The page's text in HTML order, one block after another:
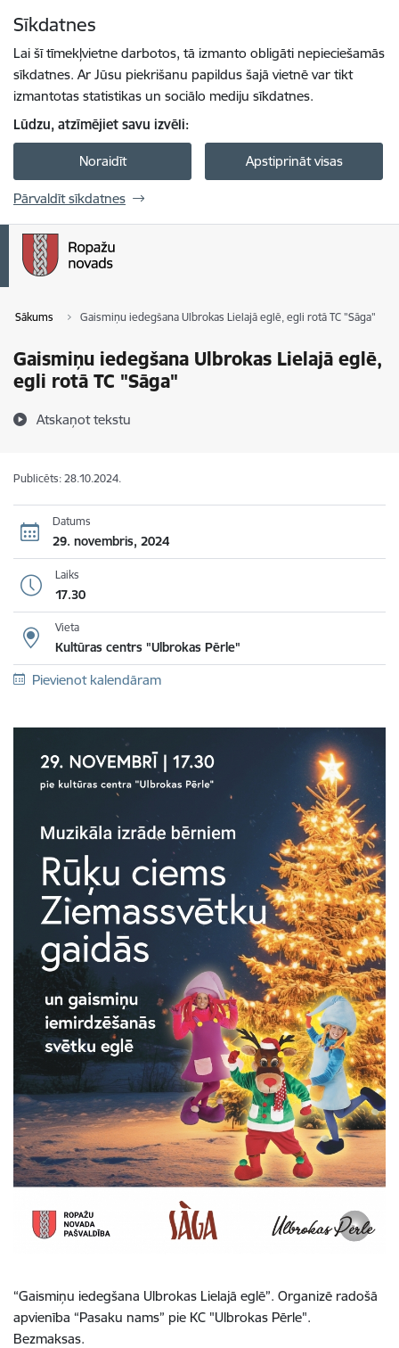
Sīkdatnes
Lai šī tīmekļvietne darbotos, tā izmanto obligāti nepieciešamās
sīkdatnes. Ar Jūsu piekrišanu papildus šajā vietnē var tikt
izmantotas statistikas un sociālo mediju sīkdatnes.
Lūdzu, atzīmējiet savu izvēli:
Noraidīt Apstiprināt visas
Pārvaldīt sīkdatnes
Sākums Gaismiņu iedegšana Ulbrokas Lielajā eglē, egli rotā TC "Sāga"
Gaismiņu iedegšana Ulbrokas Lielajā eglē,
egli rotā TC "Sāga"
Atskaņot tekstu
Publicēts: 28.10.2024.
Datums
29. novembris, 2024
Laiks
17.30
Vieta
Kultūras centrs "Ulbrokas Pērle"
Pievienot kalendāram
“Gaismiņu iedegšana Ulbrokas Lielajā eglē”. Organizē radošā
apvienība “Pasaku nams” pie KC "Ulbrokas Pērle".
Bezmaksas.